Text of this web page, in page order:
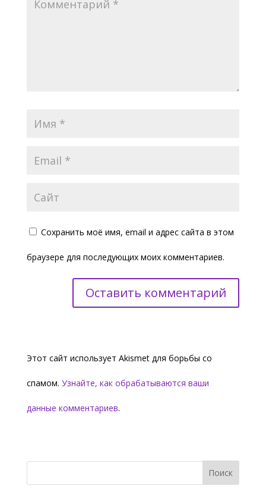
Сохранить моё имя, email и адрес сайта в этом
браузере для последующих моих комментариев.
Этот сайт использует Akismet для борьбы со
спамом. Узнайте, как обрабатываются ваши
данные комментариев.